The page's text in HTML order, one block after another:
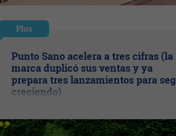
Plus
Punto Sano acelera a tres cifras (la
marca duplicó sus ventas y ya
prepara tres lanzamientos para
creciendo)